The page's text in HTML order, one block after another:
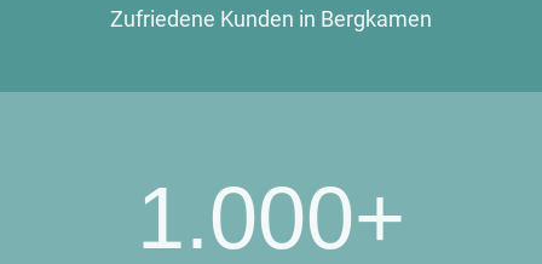
Zufriedene Kunden in Bergkamen
1.000+